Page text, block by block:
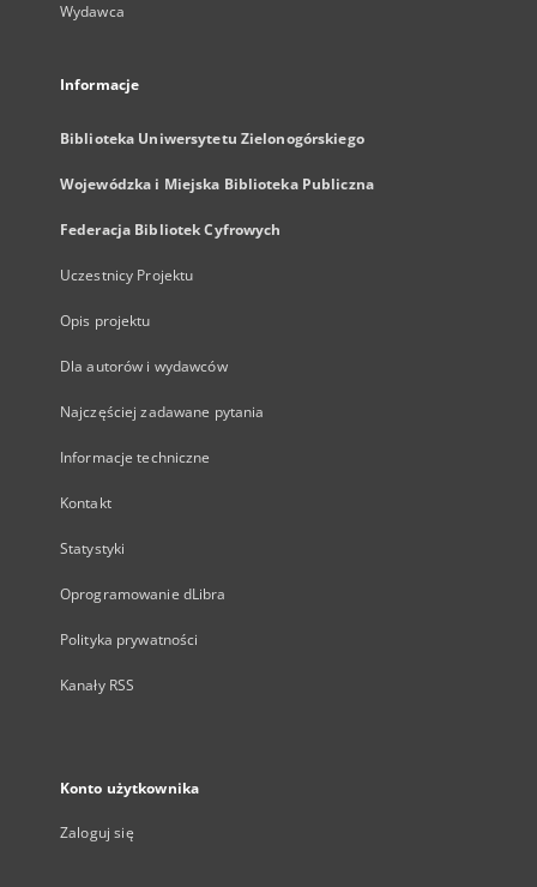
Wydawca
Informacje
Biblioteka Uniwersytetu Zielonogórskiego
Wojewódzka i Miejska Biblioteka Publiczna
Federacja Bibliotek Cyfrowych
Uczestnicy Projektu
Opis projektu
Dla autorów i wydawców
Najczęściej zadawane pytania
Informacje techniczne
Kontakt
Statystyki
Oprogramowanie dLibra
Polityka prywatności
Kanały RSS
Konto użytkownika
Zaloguj się